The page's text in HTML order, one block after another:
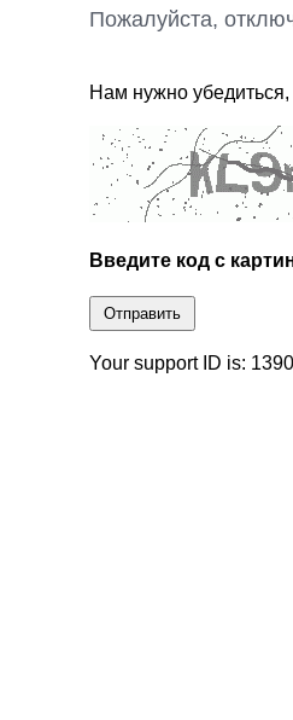
Пожалуйста,
Нам нужно
Введите код с
Отправить
Your support ID is: